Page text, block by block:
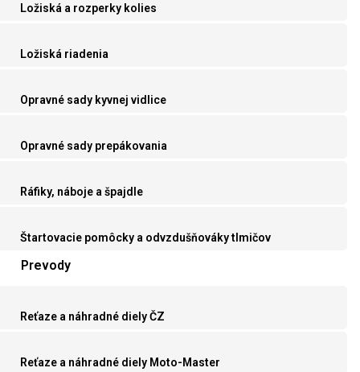
Ložiská a rozperky kolies
Ložiská riadenia
Opravné sady kyvnej vidlice
Opravné sady prepákovania
Ráfiky, náboje a špajdle
Štartovacie pomôcky a odvzdušňováky tlmičov
Prevody
Reťaze a náhradné diely ČZ
Reťaze a náhradné diely Moto-Master